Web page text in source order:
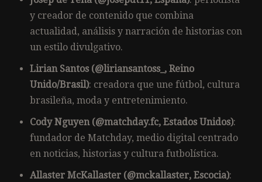
y creador de contenido que combina
actualidad, análisis y narración de historias con
un estilo divulgativo.
Lirian Santos (@liriansantoss_, Reino
Unido/Brasil): creadora que une fútbol, cultura
brasileña, moda y entretenimiento.
Cody Nguyen (@matchday.fc, Estados Unidos):
fundador de Matchday, medio digital centrado
en noticias, historias y cultura futbolística.
Allaster McKallaster (@mckallaster, Escocia):